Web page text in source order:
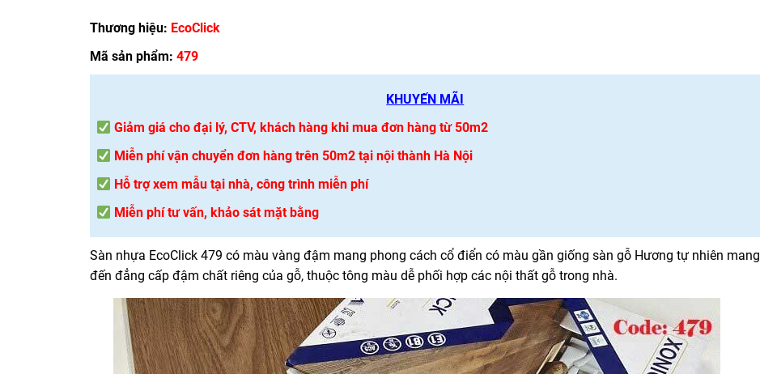
Thương hiệu: EcoClick
Mã sản phẩm: 479
KHUYẾN MÃI
Giảm giá cho đại lý, CTV, khách hàng khi mua đơn hàng từ 50m2
Miễn phí vận chuyển đơn hàng trên 50m2 tại nội thành Hà Nội
Hỗ trợ xem mẫu tại nhà, công trình miễn phí
Miễn phí tư vấn, khảo sát mặt bằng
Sàn nhựa EcoClick 479 có màu vàng đậm mang phong cách cổ điển có màu gần giống sàn gỗ Hương tự nhiên mang
đến đẳng cấp đậm chất riêng của gỗ, thuộc tông màu dễ phối hợp các nội thất gỗ trong nhà.